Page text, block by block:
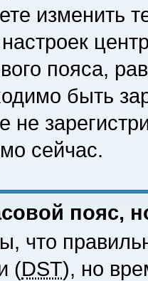
изменить
пояса,
быть
не
сейчас.
пояс,
что
(DST), но